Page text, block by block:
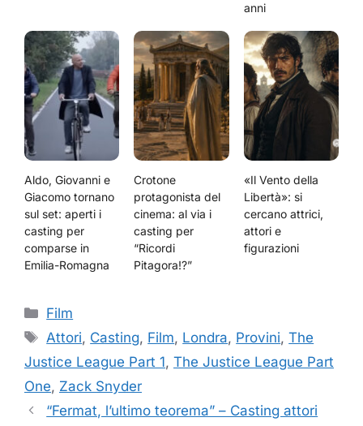
anni
Aldo, Giovanni e
Giacomo tornano
sul set: aperti i
casting per
comparse in
Emilia-Romagna
Crotone
protagonista del
cinema: al via i
casting per
“Ricordi
Pitagora!?”
«Il Vento della
Libertà»: si
cercano attrici,
attori e
figurazioni
Categorie
Film
Tag
Attori, Casting, Film, Londra, Provini,The
Justice League Part 1, The Justice League Part
One, Zack Snyder
“Fermat, l’ultimo teorema” – Casting attori